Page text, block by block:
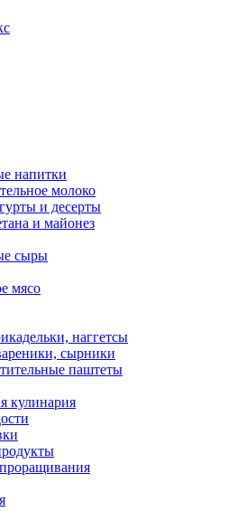
напитки
молоко
и десерты
и майонез
сыры
мясо
наггетсы
сырники
паштеты
кулинария